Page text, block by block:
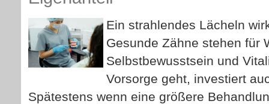
Ein strahlendes Lächeln
Gesunde Zähne stehen für
Selbstbewusstsein und
Vorsorge geht, investiert
Spätestens wenn eine größere